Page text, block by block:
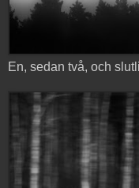
En, sedan två, och